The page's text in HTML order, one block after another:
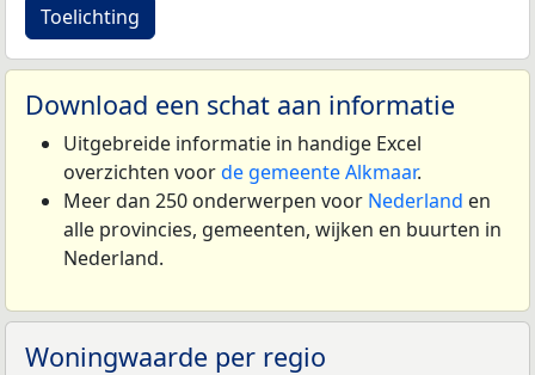
Toelichting
Download een schat aan informatie
Uitgebreide informatie in handige Excel
overzichten voorde gemeente Alkmaar.
Meer dan 250 onderwerpen voor Nederland en
alle provincies, gemeenten, wijken en buurten in
Nederland.
Woningwaarde per regio